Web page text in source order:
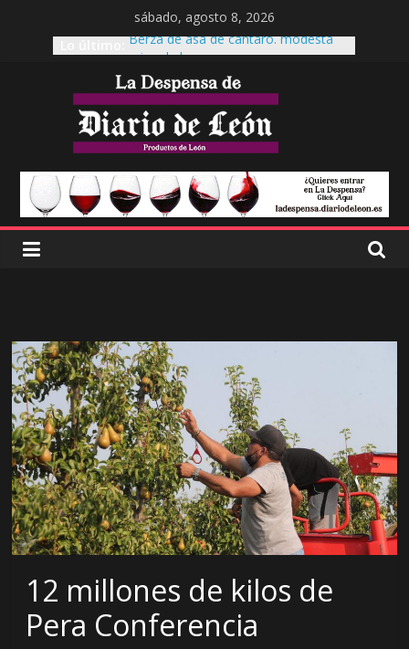
sábado, agosto 8, 2026
Berza de asa de cántaro. modesta
Cecinas Garrote
Cecinas Garrote Astorga, La cecina a
otro nivel.
Es tiempo de Productos de León
El garbanzo pico pardal, patrimonio
leonés
12 millones de kilos de
Pera Conferencia